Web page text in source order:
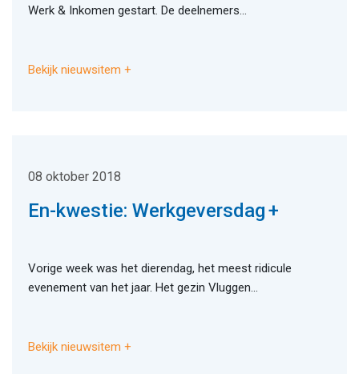
Werk & Inkomen gestart. De deelnemers...
Bekijk nieuwsitem
08 oktober 2018
En-kwestie: Werkgeversdag
Vorige week was het dierendag, het meest ridicule
evenement van het jaar. Het gezin Vluggen...
Bekijk nieuwsitem